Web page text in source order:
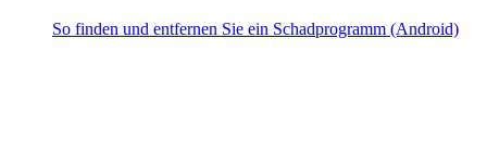
So finden und entfernen Sie ein Schadprogramm (Android)